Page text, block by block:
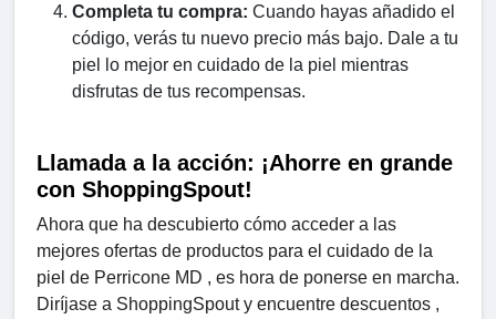
Completa tu compra: Cuando hayas añadido el
código, verás tu nuevo precio más bajo. Dale a tu
piel lo mejor en cuidado de la piel mientras
disfrutas de tus recompensas.
Llamada a la acción: ¡Ahorre en grande
con ShoppingSpout!
Ahora que ha descubierto cómo acceder a las
mejores ofertas de productos para el cuidado de la
piel de Perricone MD , es hora de ponerse en marcha.
Diríjase a ShoppingSpout y encuentre descuentos ,